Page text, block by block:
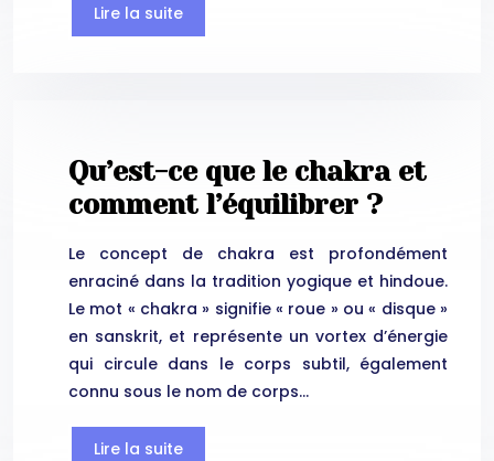
Lire la suite
Qu’est-ce que le chakra et
comment l’équilibrer ?
Le concept de chakra est profondément
enraciné dans la tradition yogique et hindoue.
Le mot « chakra » signifie « roue » ou « disque »
en sanskrit, et représente un vortex d’énergie
qui circule dans le corps subtil, également
connu sous le nom de corps…
Lire la suite